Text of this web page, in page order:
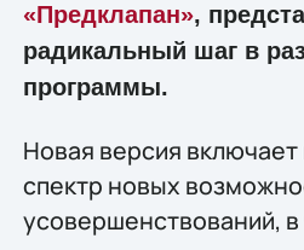
«Предклапан»,
радикальный шаг в
программы.
Новая версия
спектр новых
усовершенствований,